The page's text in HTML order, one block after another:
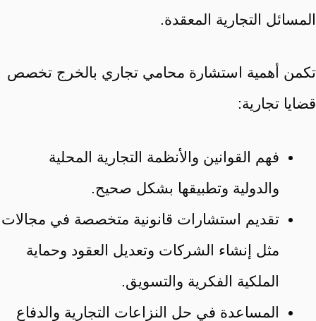
المسائل التجارية المعقدة.
تكمن أهمية استشارة محامي تجاري بالخرج تخصص
قضايا تجارية:
فهم القوانين والأنظمة التجارية المحلية
والدولية وتطبيقها بشكل صحيح.
تقديم استشارات قانونية متخصصة في مجالات
مثل إنشاء الشركات وتعديل العقود وحماية
الملكية الفكرية والتسويق.
المساعدة في حل النزاعات التجارية والدفاع